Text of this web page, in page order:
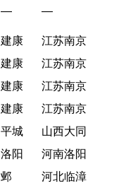
— —
建康
江苏南京
建康
江苏南京
建康
江苏南京
建康 江苏南京
平城
山西大同
洛阳
河南洛阳
邺
河北临漳